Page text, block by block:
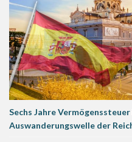
Sechs Jahre
Auswanderungswelle der